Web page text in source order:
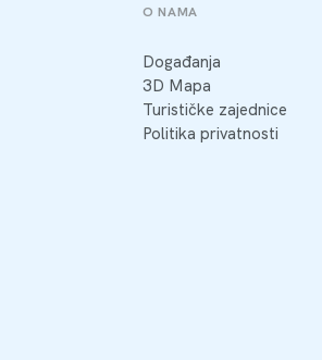
O NAMA
Događanja
3D Mapa
Turističke zajednice
Politika privatnosti